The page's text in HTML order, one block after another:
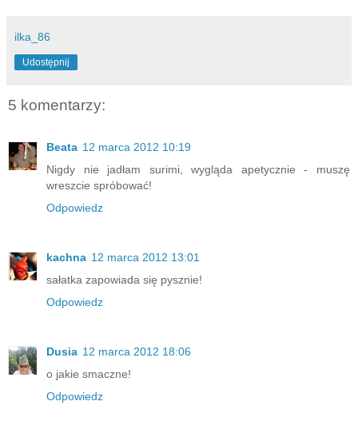
ilka_86
Udostępnij
5 komentarzy:
Beata 12 marca 2012 10:19
Nigdy nie jadłam surimi, wygląda apetycznie - muszę
wreszcie spróbować!
Odpowiedz
kachna 12 marca 2012 13:01
sałatka zapowiada się pysznie!
Odpowiedz
Dusia 12 marca 2012 18:06
o jakie smaczne!
Odpowiedz